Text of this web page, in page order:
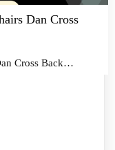
Dan Cross
Cross Back…